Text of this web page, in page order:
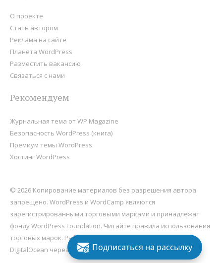
О проекте
Стать автором
Реклама на сайте
Планета WordPress
Разместить вакансию
Связаться с нами
Рекомендуем
Журнальная тема от WP Magazine
Безопасность WordPress (книга)
Премиум темы WordPress
Хостинг WordPress
© 2026 Копирование материалов без разрешения автора
запрещено. WordPress и WordCamp являются
зарегистрированными торговыми марками и принадлежат
фондуWordPress Foundation. Читайте правила использования
торговых марок. Работает наWordPress, хостится на
DigitalOcean через Sail. Подписаться на рассылку